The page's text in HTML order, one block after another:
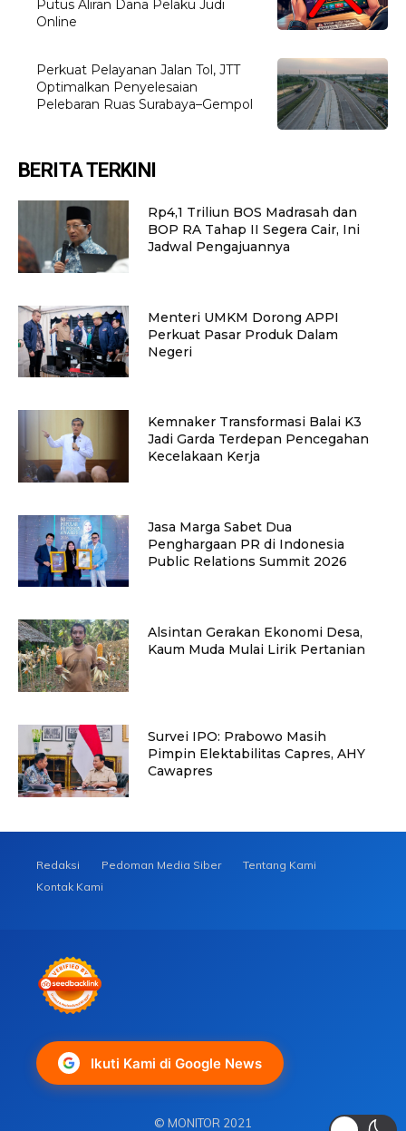
Putus Aliran Dana Pelaku Judi
Online
Perkuat Pelayanan Jalan Tol, JTT
Optimalkan Penyelesaian
Pelebaran Ruas Surabaya–Gempol
BERITA TERKINI
Rp4,1 Triliun BOS Madrasah dan
BOP RA Tahap II Segera Cair, Ini
Jadwal Pengajuannya
Menteri UMKM Dorong APPI
Perkuat Pasar Produk Dalam
Negeri
Kemnaker Transformasi Balai K3
Jadi Garda Terdepan Pencegahan
Kecelakaan Kerja
Jasa Marga Sabet Dua
Penghargaan PR di Indonesia
Public Relations Summit 2026
Alsintan Gerakan Ekonomi Desa,
Kaum Muda Mulai Lirik Pertanian
Survei IPO: Prabowo Masih
Pimpin Elektabilitas Capres, AHY
Cawapres
Redaksi Pedoman Media Siber
Tentang Kami
Kontak Kami
Ikuti Kami di Google News
© MONITOR 2021